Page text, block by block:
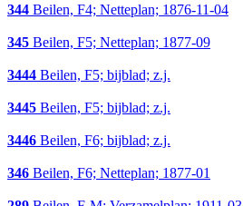
344 Beilen, F4; Netteplan; 1876-11-04
345 Beilen, F5; Netteplan; 1877-09
3444 Beilen, F5; bijblad; z.j.
3445 Beilen, F5; bijblad; z.j.
3446 Beilen, F6; bijblad; z.j.
346 Beilen, F6; Netteplan; 1877-01